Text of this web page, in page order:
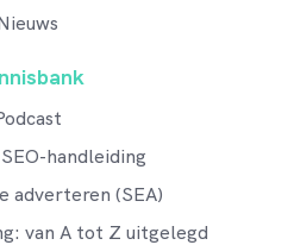
handleiding
adverteren (SEA)
van A tot Z uitgelegd